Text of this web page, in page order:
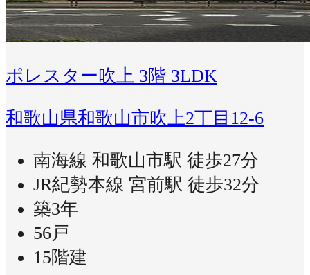
ポレスター吹上 3階 3LDK
和歌山県和歌山市吹上2丁目12-6
南海線 和歌山市駅 徒歩27分
JR紀勢本線 宮前駅 徒歩32分
築3年
56戸
15階建